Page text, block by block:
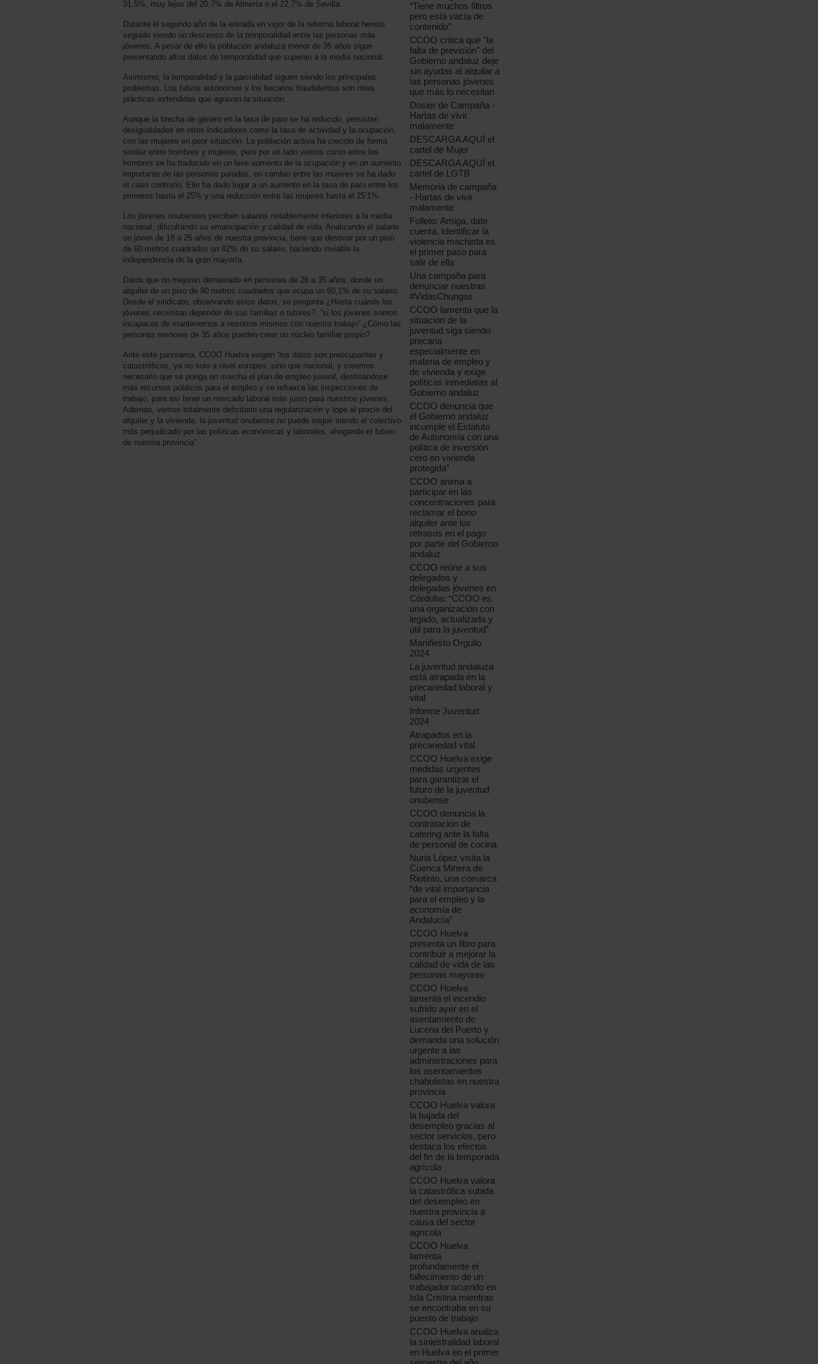
31,5%, muy lejos del 20,7% de Almería o el 22,7% de Sevilla.
Durante el segundo año de la entrada en vigor de la reforma laboral hemos
seguido viendo un descenso de la temporalidad entre las personas más
jóvenes. A pesar de ello la población andaluza menor de 35 años sigue
presentando altos datos de temporalidad que superan a la media nacional.
Asimismo, la temporalidad y la parcialidad siguen siendo los principales
problemas. Los falsos autónomos y los becarios fraudulentos son otras
prácticas extendidas que agravan la situación.
Aunque la brecha de género en la tasa de paro se ha reducido, persisten
desigualdades en otros indicadores como la tasa de actividad y la ocupación,
con las mujeres en peor situación. La población activa ha crecido de forma
similar entre hombres y mujeres, pero por un lado vemos como entre los
hombres se ha traducido en un leve aumento de la ocupación y en un aumento
importante de las personas paradas, en cambio entre las mujeres se ha dado
el caso contrario. Ello ha dado lugar a un aumento en la tasa de paro entre los
primeros hasta el 25% y una reducción entre las mujeres hasta el 25’1%.
Los jóvenes onubenses perciben salarios notablemente inferiores a la media
nacional, dificultando su emancipación y calidad de vida. Analizando el salario
un joven de 18 a 25 años de nuestra provincia, tiene que destinar por un piso
de 60 metros cuadrados un 82% de su salario, haciendo inviable la
independencia de la gran mayoría.
Datos que no mejoran demasiado en personas de 26 a 35 años, donde un
alquiler de un piso de 90 metros cuadrados que ocupa un 60,1% de su salario.
Desde el sindicato, observando estos datos, se pregunta ¿Hasta cuándo los
jóvenes necesitan depender de sus familias o tutores?, “si los jóvenes somos
incapaces de mantenernos a nosotros mismos con nuestro trabajo” ¿Cómo las
personas menores de 35 años pueden crear un núcleo familiar propio?
Ante este panorama, CCOO Huelva exigen “los datos son preocupantes y
catastróficos, ya no solo a nivel europeo, sino que nacional; y creemos
necesario que se ponga en marcha el plan de empleo juvenil, destinándose
más recursos públicos para el empleo y se refuerce las inspecciones de
trabajo, para así tener un mercado laboral más justo para nuestros jóvenes.
Además, vemos totalmente deficitario una regularización y tope al precio del
alquiler y la vivienda, la juventud onubense no puede seguir siendo el colectivo
más perjudicado por las políticas económicas y laborales, ahogando el futuro
de nuestra provincia”.
“Tiene muchos filtros
pero está vacía de
contenido”
CCOO critica que "la
falta de previsión" del
Gobierno andaluz deje
sin ayudas al alquilar a
las personas jóvenes
que más lo necesitan
Dosier de Campaña -
Hartas de vivir
malamente
DESCARGA AQUÍ el
cartel de Mujer
DESCARGA AQUÍ el
cartel de LGTB
Memoria de campaña
- Hartas de vivir
malamente
Folleto: Amiga, date
cuenta. Identificar la
violencia machista es
el primer paso para
salir de ella
Una campaña para
denunciar nuestras
#VidasChungas
CCOO lamenta que la
situación de la
juventud siga siendo
precaria
especialmente en
materia de empleo y
de vivienda y exige
políticas inmediatas al
Gobierno andaluz
CCOO denuncia que
el Gobierno andaluz
incumple el Estatuto
de Autonomía con una
política de inversión
cero en vivienda
protegida”
CCOO anima a
participar en las
concentraciones para
reclamar el bono
alquiler ante los
retrasos en el pago
por parte del Gobierno
andaluz
CCOO reúne a sus
delegados y
delegadas jóvenes en
Córdoba: “CCOO es
una organización con
legado, actualizada y
útil para la juventud”
Manifiesto Orgullo
2024
La juventud andaluza
está atrapada en la
precariedad laboral y
vital
Informe Juventud
2024
Atrapados en la
precariedad vital
CCOO Huelva exige
medidas urgentes
para garantizar el
futuro de la juventud
onubense
CCOO denuncia la
contratación de
catering ante la falta
de personal de cocina
Nuria López visita la
Cuenca Minera de
Riotinto, una comarca
“de vital importancia
para el empleo y la
economía de
Andalucía”
CCOO Huelva
presenta un libro para
contribuir a mejorar la
calidad de vida de las
personas mayores
CCOO Huelva
lamenta el incendio
sufrido ayer en el
asentamiento de
Lucena del Puerto y
demanda una solución
urgente a las
administraciones para
los asentamientos
chabolistas en nuestra
provincia
CCOO Huelva valora
la bajada del
desempleo gracias al
sector servicios, pero
destaca los efectos
del fin de la temporada
agrícola
CCOO Huelva valora
la catastrófica subida
del desempleo en
nuestra provincia a
causa del sector
agrícola
CCOO Huelva
lamenta
profundamente el
fallecimiento de un
trabajador ocurrido en
Isla Cristina mientras
se encontraba en su
puesto de trabajo
CCOO Huelva analiza
la siniestralidad laboral
en Huelva en el primer